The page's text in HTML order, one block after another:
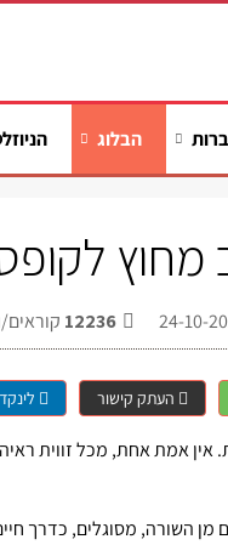
הבלוג
מחוץ
12236
העתק קישור
אין אמת אחת, מכל זווית
מן השורה, מסוגלים,